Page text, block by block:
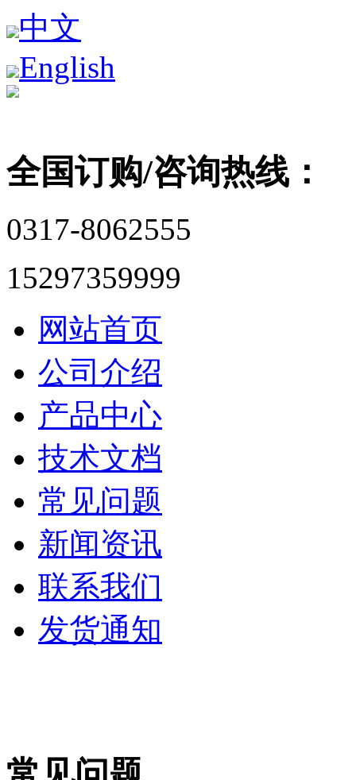
中文
English
全国订购/咨询热线：
0317-8062555
15297359999
网站首页
公司介绍
产品中心
技术文档
常见问题
新闻资讯
联系我们
发货通知